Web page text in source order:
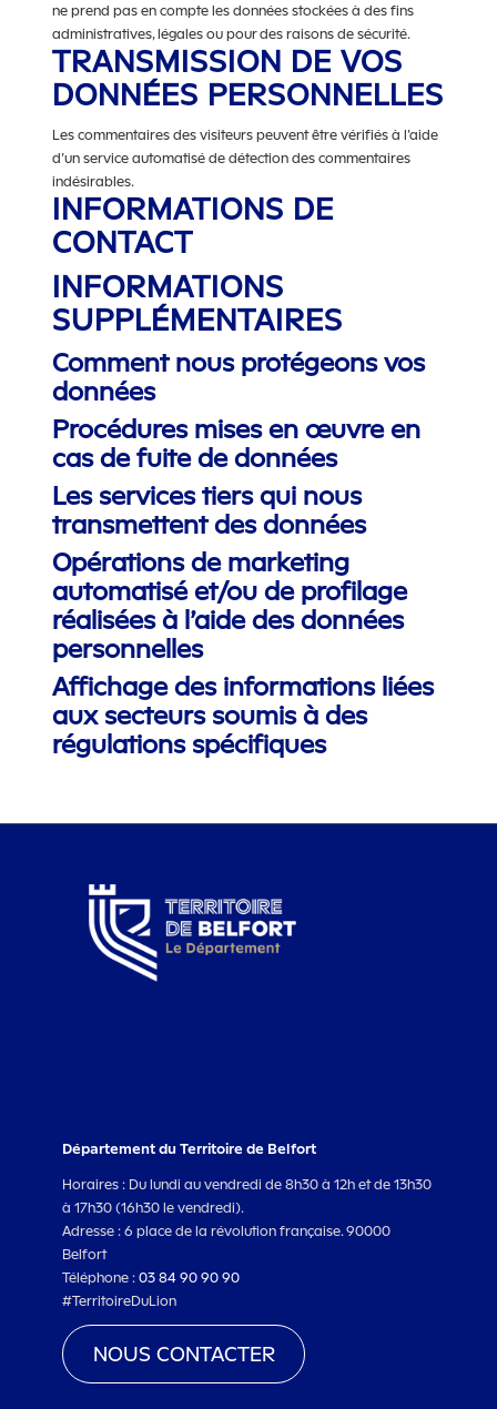
ne prend pas en compte les données stockées à des fins
administratives, légales ou pour des raisons de sécurité.
TRANSMISSION DE VOS
DONNÉES PERSONNELLES
Les commentaires des visiteurs peuvent être vérifiés à l’aide
d’un service automatisé de détection des commentaires
indésirables.
INFORMATIONS DE
CONTACT
INFORMATIONS
SUPPLÉMENTAIRES
Comment nous protégeons vos
données
Procédures mises en œuvre en
cas de fuite de données
Les services tiers qui nous
transmettent des données
Opérations de marketing
automatisé et/ou de profilage
réalisées à l’aide des données
personnelles
Affichage des informations liées
aux secteurs soumis à des
régulations spécifiques
Département du Territoire de Belfort
Horaires : Du lundi au vendredi de 8h30 à 12h et de 13h30
à 17h30 (16h30 le vendredi).
Adresse : 6 place de la révolution française. 90000
Belfort
Téléphone :03 84 90 90 90
#TerritoireDuLion
NOUS CONTACTER